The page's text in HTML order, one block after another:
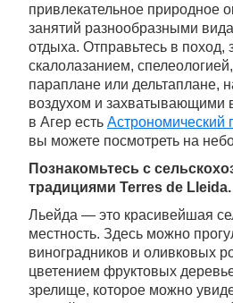
привлекательное природное
занятий разнообразными
отдыха. Отправьтесь в поход,
скалолазанием,
параплане или дельтаплане,
воздухом и захватывающими
в Агер есть Астрономический
вы можете посмотреть на
Познакомьтесь с
традициями Terres de Lleida.
Льейда — это красивейшая
местность. Здесь можно
виноградников и оливковых
цветением фруктовых
зрелище, которое можно